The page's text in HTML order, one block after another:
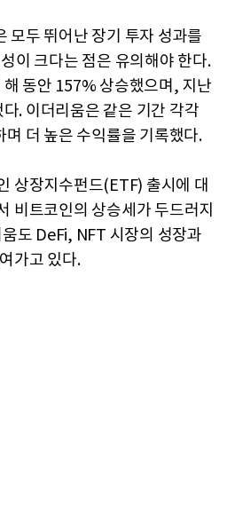
모두 뛰어난 장기 투자 성과를
이 크다는 점은 유의해야 한다.
동안 157% 상승했으며, 지난
. 이더리움은 같은 기간 각각
더 높은 수익률을 기록했다.
상장지수펀드(ETF) 출시에 대
비트코인의 상승세가 두드러지
도 DeFi, NFT 시장의 성장과
가고 있다.